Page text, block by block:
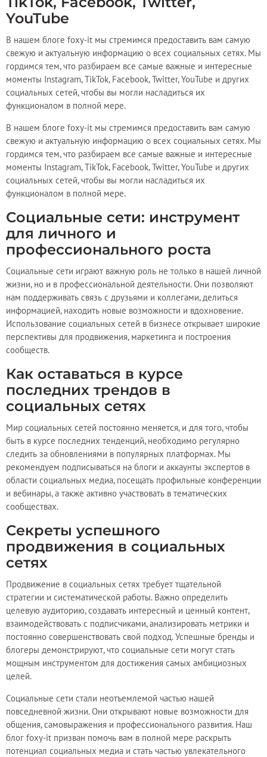
YouTube
В нашем блоге foxy-it мы стремимся предоставить вам самую
свежую и актуальную информацию о всех социальных сетях. Мы
гордимся тем, что разбираем все самые важные и интересные
моменты Instagram, TikTok, Facebook, Twitter, YouTube и других
социальных сетей, чтобы вы могли насладиться их
функционалом в полной мере.
В нашем блоге foxy-it мы стремимся предоставить вам самую
свежую и актуальную информацию о всех социальных сетях. Мы
гордимся тем, что разбираем все самые важные и интересные
моменты Instagram, TikTok, Facebook, Twitter, YouTube и других
социальных сетей, чтобы вы могли насладиться их
функционалом в полной мере.
Социальные сети: инструмент
для личного и
профессионального роста
Социальные сети играют важную роль не только в нашей личной
жизни, но и в профессиональной деятельности. Они позволяют
нам поддерживать связь с друзьями и коллегами, делиться
информацией, находить новые возможности и вдохновение.
Использование социальных сетей в бизнесе открывает широкие
перспективы для продвижения, маркетинга и построения
сообществ.
Как оставаться в курсе
последних трендов в
социальных сетях
Мир социальных сетей постоянно меняется, и для того, чтобы
быть в курсе последних тенденций, необходимо регулярно
следить за обновлениями в популярных платформах. Мы
рекомендуем подписываться на блоги и аккаунты экспертов в
области социальных медиа, посещать профильные конференции
и вебинары, а также активно участвовать в тематических
сообществах.
Секреты успешного
продвижения в социальных
сетях
Продвижение в социальных сетях требует тщательной
стратегии и систематической работы. Важно определить
целевую аудиторию, создавать интересный и ценный контент,
взаимодействовать с подписчиками, анализировать метрики и
постоянно совершенствовать свой подход. Успешные бренды и
блогеры демонстрируют, что социальные сети могут стать
мощным инструментом для достижения самых амбициозных
целей.
Социальные сети стали неотъемлемой частью нашей
повседневной жизни. Они открывают новые возможности для
общения, самовыражения и профессионального развития. Наш
блог foxy-it призван помочь вам в полной мере раскрыть
потенциал социальных медиа и стать частью увлекательного